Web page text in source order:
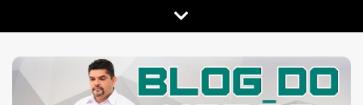
to
content